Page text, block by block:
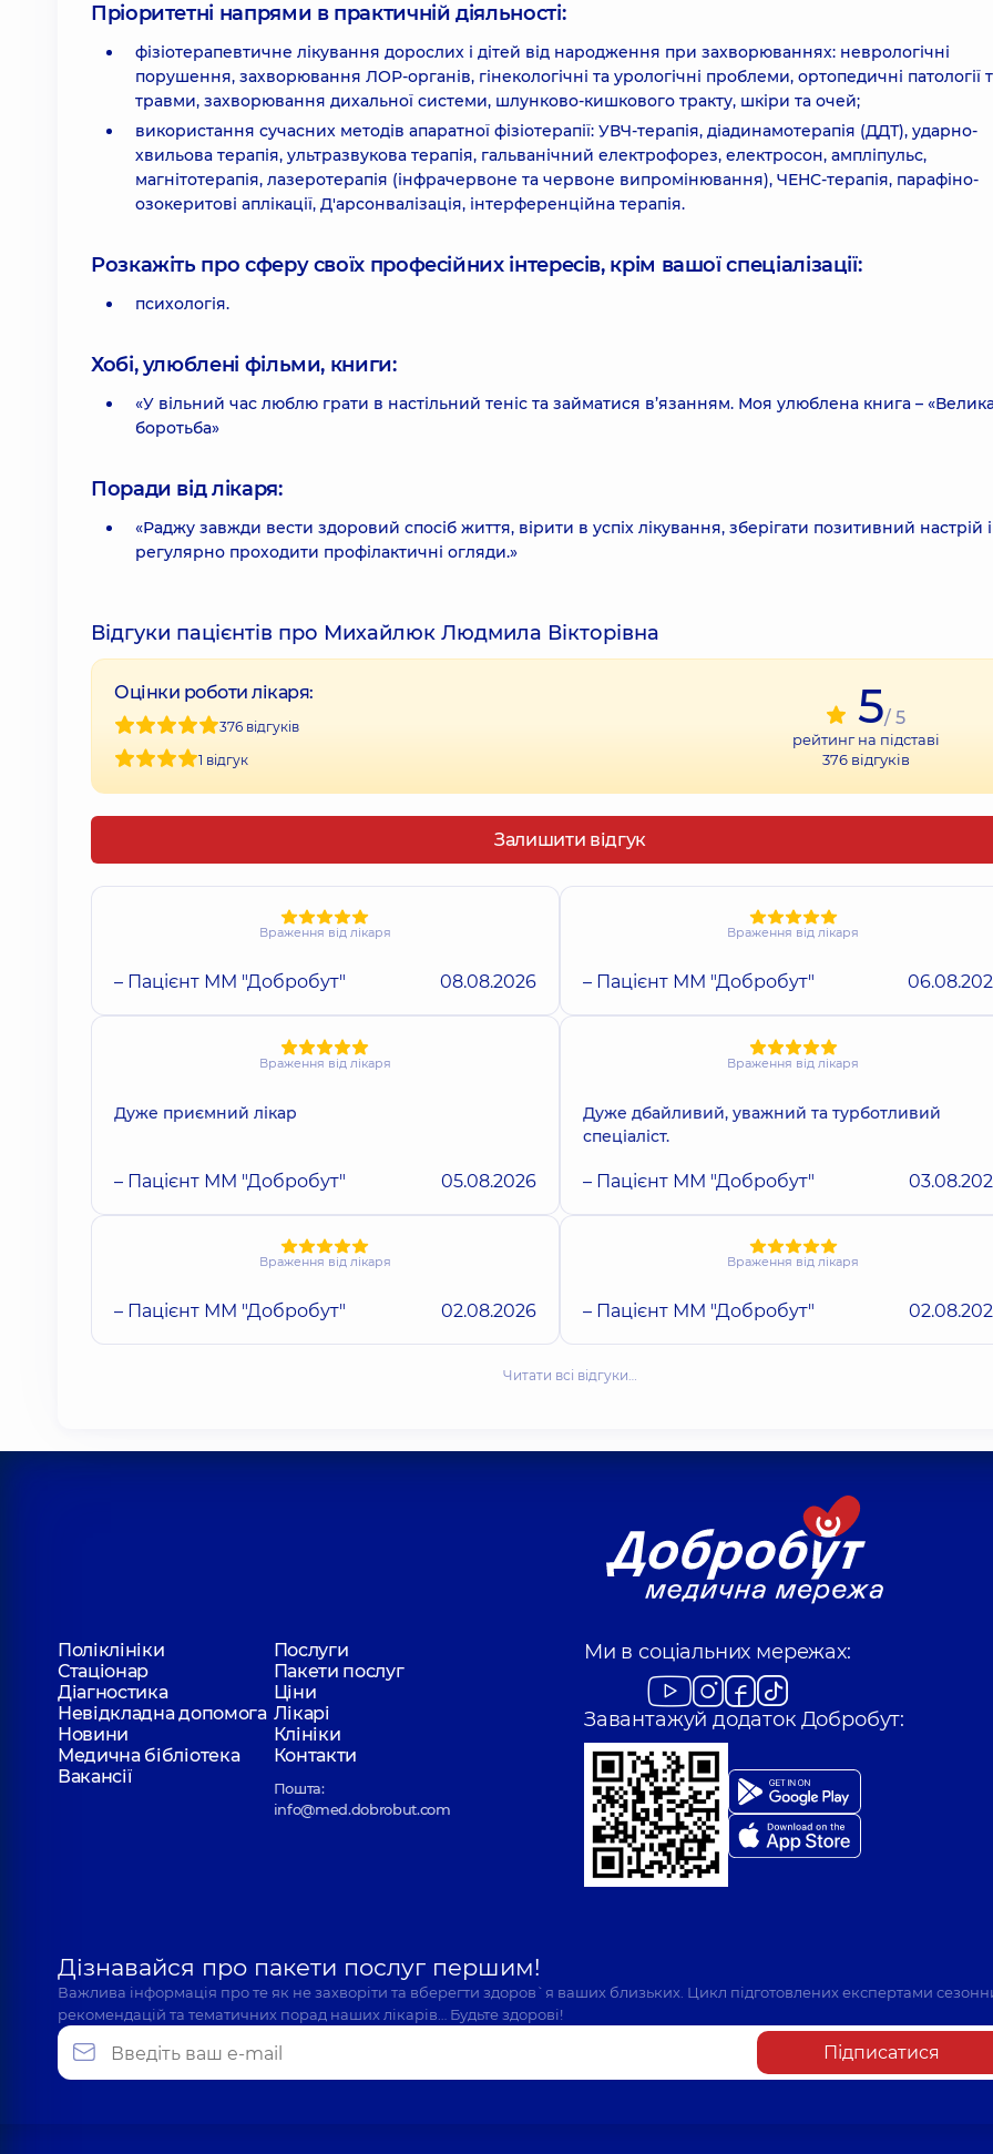
Пріоритетні напрями в практичній діяльності:
фізіотерапевтичне лікування дорослих і дітей від народження при захворюваннях: неврологічні
порушення, захворювання ЛОР-органів, гінекологічні та урологічні проблеми, ортопедичні патології
травми, захворювання дихальної системи, шлунково-кишкового тракту, шкіри та очей;
використання сучасних методів апаратної фізіотерапії: УВЧ-терапія, діадинамотерапія (ДДТ), ударно-
хвильова терапія, ультразвукова терапія, гальванічний електрофорез, електросон, ампліпульс,
магнітотерапія, лазеротерапія (інфрачервоне та червоне випромінювання), ЧЕНС-терапія, парафіно-
озокеритові аплікації, Д'арсонвалізація, інтерференційна терапія.
Розкажіть про сферу своїх професійних інтересів, крім вашої спеціалізації:
психологія.
Хобі, улюблені фільми, книги:
«У вільний час люблю грати в настільний теніс та займатися в’язанням. Моя улюблена книга –
боротьба»
Поради від лікаря:
«Раджу завжди вести здоровий спосіб життя, вірити в успіх лікування, зберігати позитивний настрій і
регулярно проходити профілактичні огляди.»
Відгуки пацієнтів про Михайлюк Людмила Вікторівна
Оцінки роботи лікаря:
376 відгуків
1 відгук
5/ 5
рейтинг на підставі
376відгуків
Залишити відгук
Враження від лікаря
– Пацієнт ММ "Добробут" 08.08.2026
Враження від лікаря
– Пацієнт ММ "Добробут"
Враження від лікаря
Дуже приємний лікар
– Пацієнт ММ "Добробут" 05.08.2026
Враження від лікаря
Дуже дбайливий, уважний та турботливий
спеціаліст.
– Пацієнт ММ "Добробут"
Враження від лікаря
– Пацієнт ММ "Добробут" 02.08.2026
Враження від лікаря
– Пацієнт ММ "Добробут"
Читати всі відгуки…
Поліклініки
Послуги
Стаціонар
Пакети послуг
Діагностика
Ціни
Невідкладна допомога Лікарі
Новини
Клініки
Медична бібліотека
Контакти
Вакансії
Пошта:
info@med.dobrobut.com
Ми в соціальних мережах:
Завантажуй додаток Добробут:
Дізнавайся про пакети послуг першим!
Важлива інформація про те як не захворіти та вберегти здоров`я ваших близьких. Цикл підготовлених експертами
рекомендацій та тематичних порад наших лікарів… Будьте здорові!
Підписатися